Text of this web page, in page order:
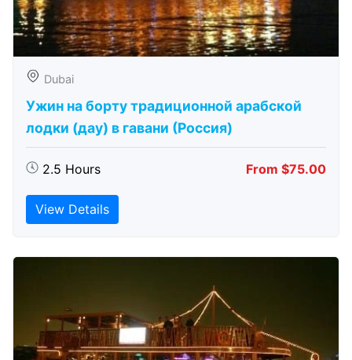
Dubai
Ужин на борту традиционной арабской
лодки (дау) в гавани (Россия)
2.5 Hours From $75.00
View Details